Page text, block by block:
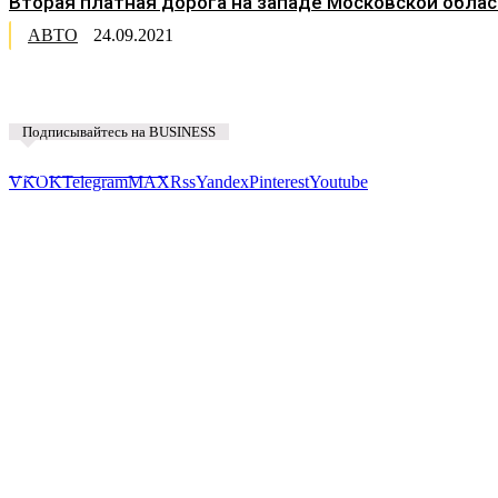
АВТО 24.09.2021
Подписывайтесь на BUSINESS
VKOKTelegramMAXRssYandexPinterestYoutube